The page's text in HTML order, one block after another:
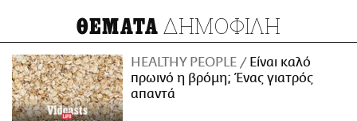
ΘΕΜΑΤΑ ΔΗΜΟΦΙΛΗ
HEALTHY PEOPLE
Είναι καλό
πρωινό η βρόμη; Ένας γιατρός
απαντά